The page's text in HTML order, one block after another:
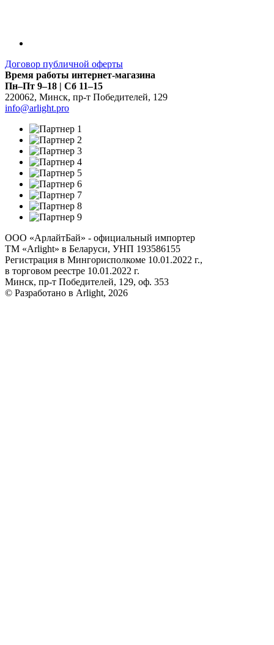
Договор публичной оферты
Время работы интернет-магазина
Пн–Пт 9–18 | Сб 11–15
220062, Минск, пр-т Победителей, 129
info@arlight.pro
ООО «АрлайтБай» - официальный импортер
ТМ «Arlight» в Беларуси, УНП 193586155
Регистрация в Мингорисполкоме 10.01.2022 г.,
в торговом реестре 10.01.2022 г.
Минск, пр-т Победителей, 129, оф. 353
© Разработано в Arlight, 2026